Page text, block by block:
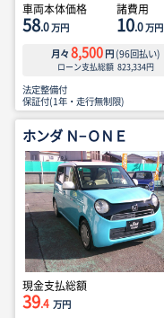
車両本体価格
58.0万円
諸費用
10.0万円
月々 8,500 円 (96回払い)
ローン支払総額 823,334円
法定整備付
保証付(1年・走行無制限)
ホンダ Ｎ−ＯＮＥ
現金支払総額
39.4 万円